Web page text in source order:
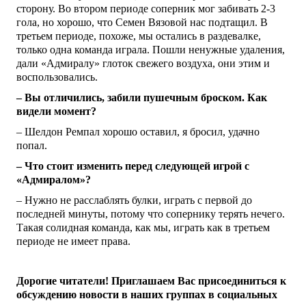
сторону. Во втором периоде соперник мог забивать 2-3
гола, но хорошо, что Семен Вязовой нас подтащил. В
третьем периоде, похоже, мы остались в раздевалке,
только одна команда играла. Пошли ненужные удаления,
дали «Адмиралу» глоток свежего воздуха, они этим и
воспользовались.
– Вы отличились, забили пушечным броском. Как
видели момент?
– Шелдон Ремпал хорошо оставил, я бросил, удачно
попал.
– Что стоит изменить перед следующей игрой с
«Адмиралом»?
– Нужно не расслаблять булки, играть с первой до
последней минуты, потому что сопернику терять нечего.
Такая солидная команда, как мы, играть как в третьем
периоде не имеет права.
Дорогие читатели! Приглашаем Вас присоединиться к
обсуждению новости в наших группах в социальных